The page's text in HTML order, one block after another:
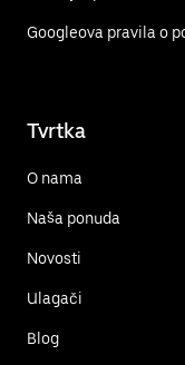
Googleova pravila o
Tvrtka
O nama
Naša ponuda
Novosti
Ulagači
Blog